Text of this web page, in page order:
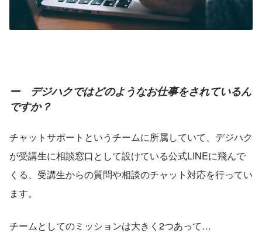
ー　デジハクではどのようなお仕事をされているん
ですか？
チャットサポートというチームに所属していて、デジハク
が受講生に相談窓口として設けている公式LINEに飛んで
くる、受講生からの質問や相談のチャット対応を行ってい
ます。
チームとしてのミッションは大きく2つあって…